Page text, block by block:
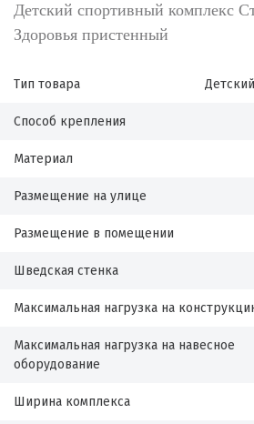
Детский спортивный комплекс
Здоровья пристенный
Тип товара
Способ крепления
Материал
Размещение на улице
Размещение в помещении
Шведская стенка
Максимальная нагрузка на
Максимальная нагрузка на навесное
оборудование
Ширина комплекса